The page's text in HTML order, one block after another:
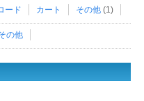
ード カート その他 (1)
の他